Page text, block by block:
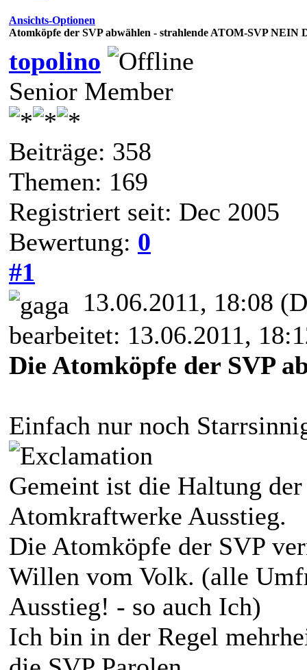
Ansichts-Optionen
Atomköpfe der SVP abwählen - strahlende ATOM-SVP NEIN
topolino
Senior Member
Beiträge: 358
Themen: 169
Registriert seit: Dec 2005
Bewertung: 0
#1
13.06.2011, 18:08
bearbeitet: 13.06.2011,
Die Atomköpfe der SVP
Einfach nur noch
Gemeint ist die Haltung
Atomkraftwerke Ausstieg.
Die Atomköpfe der SVP
Willen vom Volk. (alle
Ausstieg! - so auch Ich)
Ich bin in der Regel